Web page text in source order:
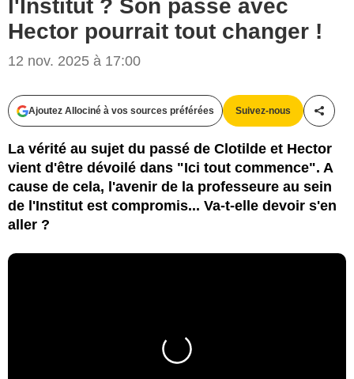
l'Institut ? Son passé avec
Hector pourrait tout changer !
12 nov. 2025 à 17:00
Ajoutez Allociné à vos sources préférées Suivez-nous
La vérité au sujet du passé de Clotilde et Hector
vient d'être dévoilé dans "Ici tout commence". A
cause de cela, l'avenir de la professeure au sein
de l'Institut est compromis... Va-t-elle devoir s'en
aller ?